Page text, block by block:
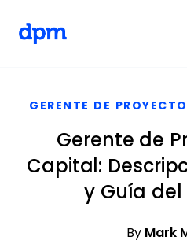
GERENTE DE
Gerente de
Capital:
y Guía del
By Mark